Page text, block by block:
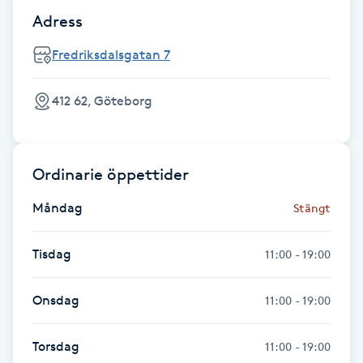
Fransförlängning
Fransförlängning Volym
Fransk manikyr
Fransrengöring
Frekvensterapi
Friskvård
Adress
Fredriksdalsgatan 7
412 62, Göteborg
Ordinarie öppettider
Måndag Stängt
Tisdag 11:00 - 19:00
Onsdag 11:00 - 19:00
Torsdag 11:00 - 19:00